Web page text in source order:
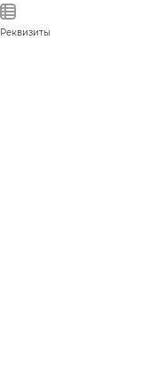
Реквизиты